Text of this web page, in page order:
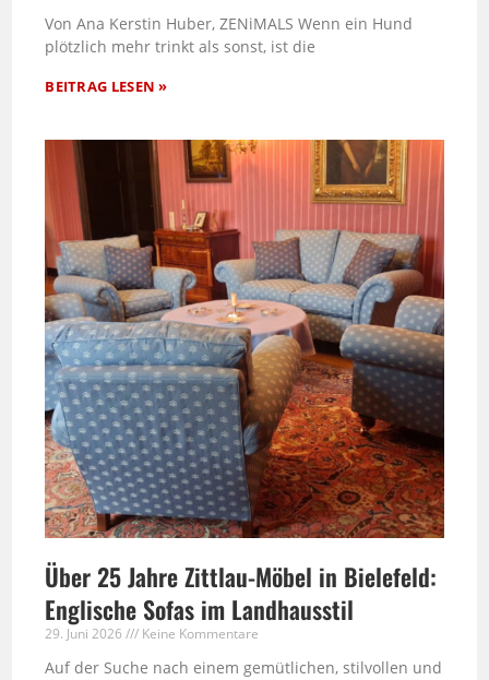
Von Ana Kerstin Huber, ZENiMALS Wenn ein Hund
plötzlich mehr trinkt als sonst, ist die
BEITRAG LESEN »
Über 25 Jahre Zittlau-Möbel in Bielefeld:
Englische Sofas im Landhausstil
29. Juni 2026 Keine Kommentare
Auf der Suche nach einem gemütlichen, stilvollen und